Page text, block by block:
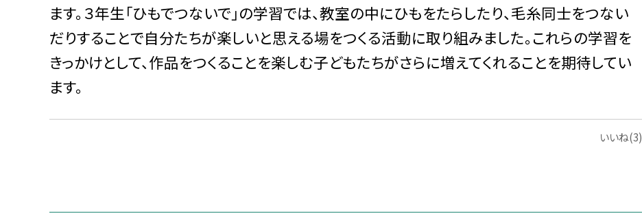
ます。３年生「ひもでつないで」の学習では、教室の中にひもをたらしたり、毛糸同士をつない
だりすることで自分たちが楽しいと思える場をつくる活動に取り組みました。これらの学習を
きっかけとして、作品をつくることを楽しむ子どもたちがさらに増えてくれることを期待してい
ます。
いいね(3)